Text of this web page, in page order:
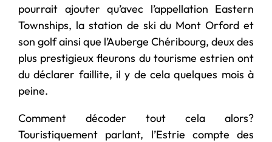
pourrait ajouter qu’avec l’appellation Eastern
Townships, la station de ski du Mont Orford et
son golf ainsi que l’Auberge Chéribourg, deux des
plus prestigieux fleurons du tourisme estrien ont
du déclarer faillite, il y de cela quelques mois à
peine.
Comment décoder tout cela alors?
Touristiquement parlant, l’Estrie compte des